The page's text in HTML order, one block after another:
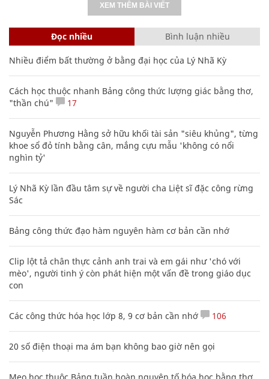
XEM THÊM BÀI VIẾT
Đọc nhiều Bình luận nhiều
Nhiều điểm bất thường ở bằng đại học của Lý Nhã Kỳ
Cách học thuộc nhanh Bảng công thức lượng giác bằng thơ,
"thần chú"
17
Nguyễn Phương Hằng sở hữu khối tài sản "siêu khủng", từng
khoe sổ đỏ tính bằng cân, mắng cựu mẫu 'không có nổi
nghìn tỷ'
Lý Nhã Kỳ lần đầu tâm sự về người cha Liệt sĩ đặc công rừng
Sác
Bảng công thức đạo hàm nguyên hàm cơ bản cần nhớ
Clip lột tả chân thực cảnh anh trai và em gái như 'chó với
mèo', người tinh ý còn phát hiện một vấn đề trong giáo dục
con
Các công thức hóa học lớp 8, 9 cơ bản cần nhớ 106
20 số điện thoại ma ám bạn không bao giờ nên gọi
Mẹo học thuộc Bảng tuần hoàn nguyên tố hóa học bằng thơ,